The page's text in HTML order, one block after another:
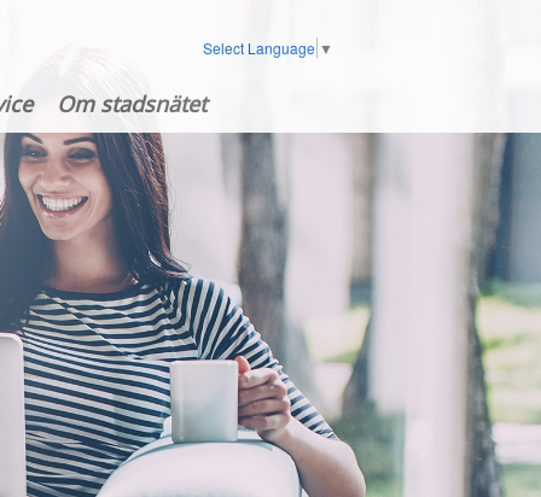
Om stadsnätet
Select Language ▼